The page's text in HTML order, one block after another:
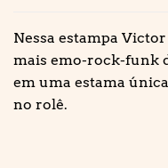
Nessa estampa
mais emo-rock-funk
em uma estama
no rolê.